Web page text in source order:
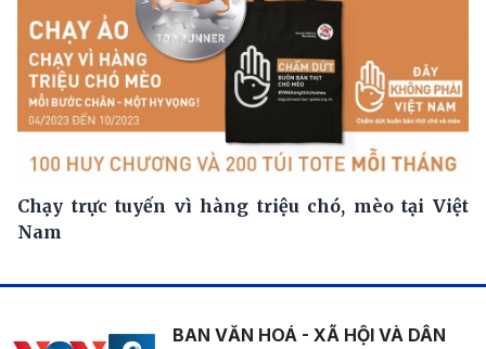
Chạy trực tuyến vì hàng triệu chó, mèo tại Việt
Nam
BAN VĂN HOÁ - XÃ HỘI VÀ DÂN